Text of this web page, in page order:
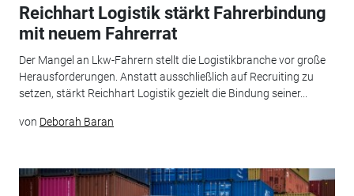
Reichhart Logistik stärkt Fahrerbindung
mit neuem Fahrerrat
Der Mangel an Lkw-Fahrern stellt die Logistikbranche vor große
Herausforderungen. Anstatt ausschließlich auf Recruiting zu
setzen, stärkt Reichhart Logistik gezielt die Bindung seiner...
von Deborah Baran